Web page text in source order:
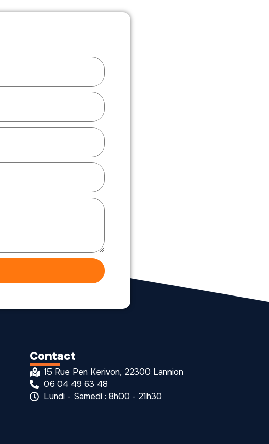
Contact
15 Rue Pen Kerivon, 22300 Lannion
06 04 49 63 48
Lundi - Samedi : 8h00 - 21h30